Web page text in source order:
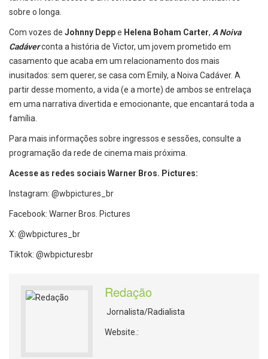
sobre o longa.
Com vozes de Johnny Deppe Helena Boham Carter, A Noiva
Cadáverconta a história de Victor, um jovem prometido em
casamento que acaba em um relacionamento dos mais
inusitados: sem querer, se casa com Emily, a Noiva Cadáver. A
partir desse momento, a vida (e a morte) de ambos se entrelaça
em uma narrativa divertida e emocionante, que encantará toda a
família.
Para mais informações sobre ingressos e sessões, consulte a
programação da rede de cinema mais próxima.
Acesse as redes sociais Warner Bros. Pictures:
Instagram: @wbpictures_br
Facebook: Warner Bros. Pictures
X: @wbpictures_br
Tiktok: @wbpicturesbr
Redação
Jornalista/Radialista
Website.: